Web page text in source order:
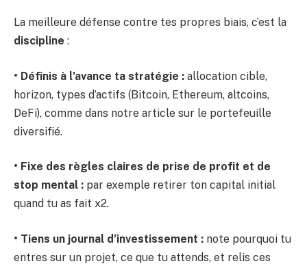
La meilleure défense contre tes propres biais, c’est la
discipline :
• Définis à l’avance ta stratégie : allocation cible,
horizon, types d’actifs (Bitcoin, Ethereum, altcoins,
DeFi), comme dans notre article sur le portefeuille
diversifié.
• Fixe des règles claires de prise de profit et de
stop mental : par exemple retirer ton capital initial
quand tu as fait x2.
• Tiens un journal d’investissement : note pourquoi tu
entres sur un projet, ce que tu attends, et relis ces